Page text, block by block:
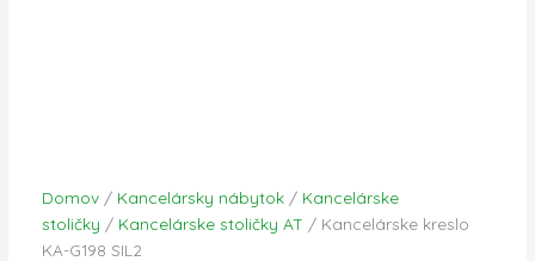
Domov/ Kancelársky nábytok/ Kancelárske
stoličky / Kancelárske stoličky AT / Kancelárske kreslo
KA-G198 SIL2